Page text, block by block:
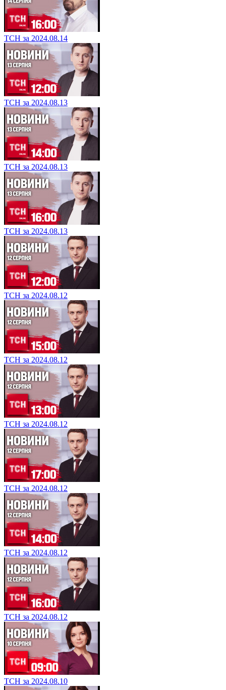
ТСН за 2024.08.14
ТСН за 2024.08.13
ТСН за 2024.08.13
ТСН за 2024.08.13
ТСН за 2024.08.12
ТСН за 2024.08.12
ТСН за 2024.08.12
ТСН за 2024.08.12
ТСН за 2024.08.12
ТСН за 2024.08.12
ТСН за 2024.08.10